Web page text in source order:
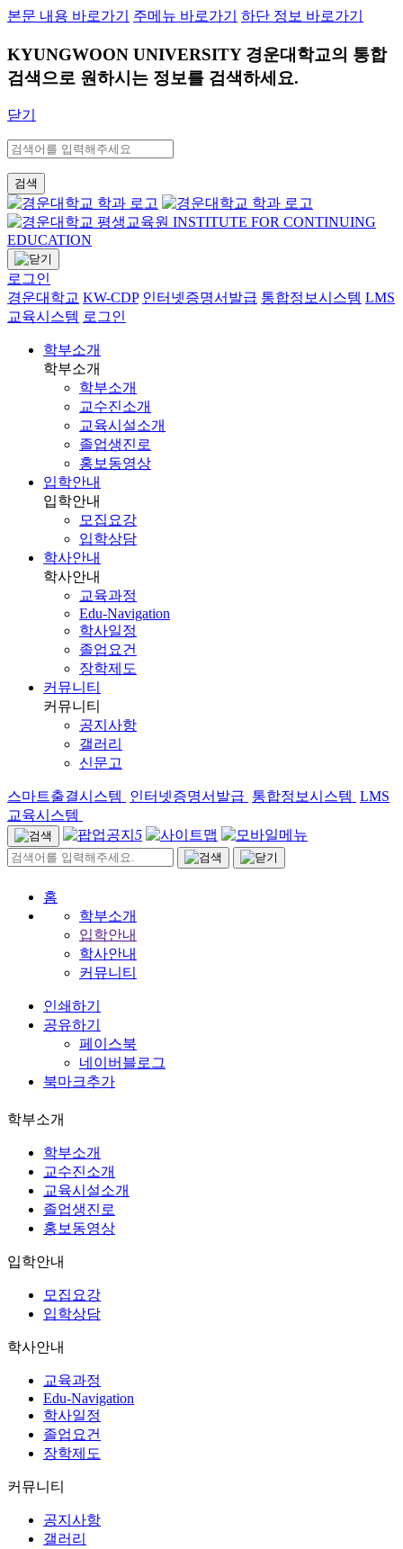
본문 내용 바로가기 주메뉴 바로가기 하단 정보 바로가기
KYUNGWOON UNIVERSITY 경운대학교의 통합
검색으로 원하시는 정보를 검색하세요.
닫기
검색
로그인
경운대학교 KW-CDP 인터넷증명서발급 통합정보시스템 LMS
교육시스템 로그인
학부소개
학부소개
학부소개
교수진소개
교육시설소개
졸업생진로
홍보동영상
입학안내
입학안내
모집요강
입학상담
학사안내
학사안내
교육과정
Edu-Navigation
학사일정
졸업요건
장학제도
커뮤니티
커뮤니티
공지사항
갤러리
신문고
스마트출결시스템 인터넷증명서발급 통합정보시스템 LMS
교육시스템
5
홈
학부소개
입학안내
학사안내
커뮤니티
인쇄하기
공유하기
페이스북
네이버블로그
북마크추가
학부소개
학부소개
교수진소개
교육시설소개
졸업생진로
홍보동영상
입학안내
모집요강
입학상담
학사안내
교육과정
Edu-Navigation
학사일정
졸업요건
장학제도
커뮤니티
공지사항
갤러리